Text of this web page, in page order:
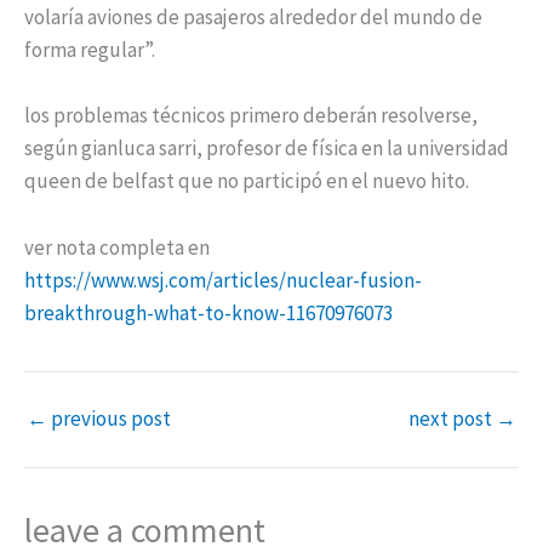
volaría aviones de pasajeros alrededor del mundo de
forma regular”.
los problemas técnicos primero deberán resolverse,
según gianluca sarri, profesor de física en la universidad
queen de belfast que no participó en el nuevo hito.
ver nota completa en
https://www.wsj.com/articles/nuclear-fusion-
breakthrough-what-to-know-11670976073
← previous post next post →
leave a comment